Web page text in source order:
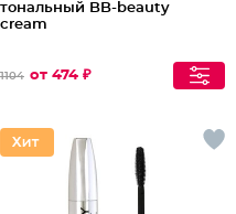
тональный BB-beauty
cream
1104 от 474 ₽